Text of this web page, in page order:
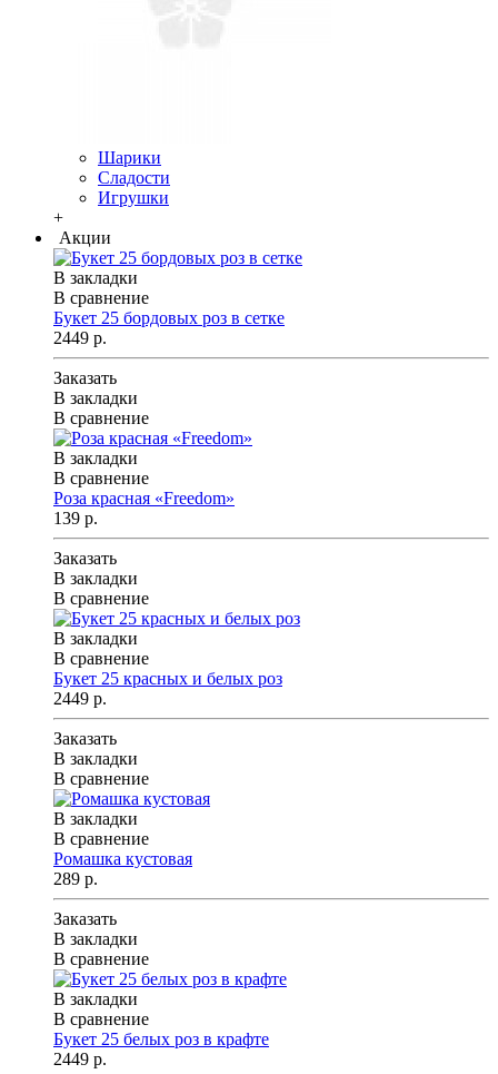
Шарики
Сладости
Игрушки
+
Акции
В закладки
В сравнение
Букет 25 бордовых роз в сетке
2449 р.
Заказать
В закладки
В сравнение
В закладки
В сравнение
Роза красная «Freedom»
139 р.
Заказать
В закладки
В сравнение
В закладки
В сравнение
Букет 25 красных и белых роз
2449 р.
Заказать
В закладки
В сравнение
В закладки
В сравнение
Ромашка кустовая
289 р.
Заказать
В закладки
В сравнение
В закладки
В сравнение
Букет 25 белых роз в крафте
2449 р.